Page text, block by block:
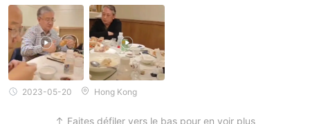
2023-05-20 Hong Kong
Faites défiler vers le bas pour en voir plus